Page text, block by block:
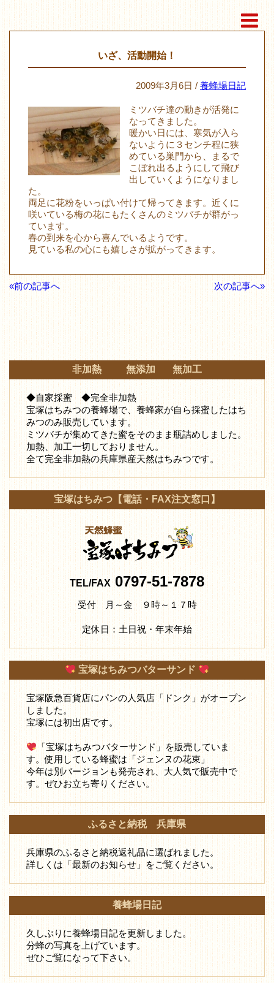
いざ、活動開始！
2009年3月6日 / 養蜂場日記
ミツバチ達の動きが活発に
なってきました。
暖かい日には、寒気が入ら
ないように３センチ程に狭
めている巣門から、まるで
こぼれ出るようにして飛び
出していくようになりまし
た。
両足に花粉をいっぱい付けて帰ってきます。近くに
咲いている梅の花にもたくさんのミツバチが群がっ
ています。
春の到来を心から喜んでいるようです。
見ている私の心にも嬉しさが拡がってきます。
«前の記事へ 次の記事へ»
非加熱 無添加 無加工
◆自家採蜜 ◆完全非加熱
宝塚はちみつの養蜂場で、養蜂家が自ら採蜜したはち
みつのみ販売しています。
ミツバチが集めてきた蜜をそのまま瓶詰めしました。
加熱、加工一切しておりません。
全て完全非加熱の兵庫県産天然はちみつです。
宝塚はちみつ【電話・FAX注文窓口】
TEL/FAX0797-51-7878
受付 月～金 ９時～１７時
定休日：土日祝・年末年始
宝塚はちみつバターサンド
宝塚阪急百貨店にパンの人気店「ドンク」がオープン
しました。
宝塚には初出店です。
「宝塚はちみつバターサンド」を販売していま
す。使用している蜂蜜は「ジェンヌの花束」
今年は別バージョンも発売され、大人気で販売中で
す。ぜひお立ち寄りください。
ふるさと納税 兵庫県
兵庫県のふるさと納税返礼品に選ばれました。
詳しくは「最新のお知らせ」をご覧ください。
養蜂場日記
久しぶりに養蜂場日記を更新しました。
分蜂の写真を上げています。
ぜひご覧になって下さい。